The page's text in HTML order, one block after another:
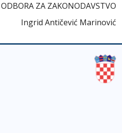
ODBORA ZA ZAKONODAVSTVO
Ingrid Antičević Marinović